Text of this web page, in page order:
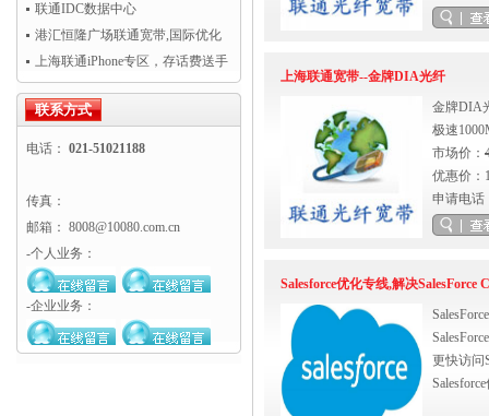
联通IDC数据中心
港汇恒隆广场联通宽带,国际优化
专线超值热卖！
上海联通iPhone专区，存话费送手
机
联系方式
电话： 021-51021188
传真：
邮箱： 8008@10080.com.cn
-个人业务：
-企业业务：
上海联通宽带--金牌DIA光纤
金牌DIA
极速
市场价：
优惠价：
申请电话
Salesforce优化专线,解决SalesForce
更快访问